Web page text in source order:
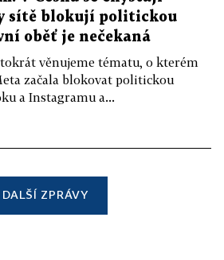
sítě blokují politickou
oběť je nečekaná
věnujeme tématu, o kterém
začala blokovat politickou
a Instagramu a...
DALŠÍ ZPRÁVY